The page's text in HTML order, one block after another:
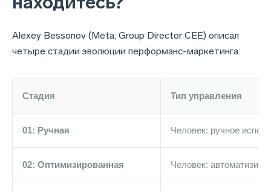
Alexey Bessonov (Meta, Group Director CEE) описал
четыре стадии эволюции перформанс-маркетинга:
Стадия Тип управления
01: Ручная Человек: ручное
02: Оптимизированная Человек: